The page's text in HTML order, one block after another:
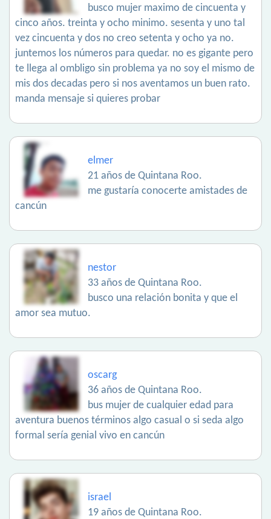
busco mujer maximo de cincuenta y
cinco años. treinta y ocho minimo. sesenta y uno tal
vez cincuenta y dos no creo setenta y ocho ya no.
juntemos los números para quedar. no es gigante pero
te llega al ombligo sin problema ya no soy el mismo de
mis dos decadas pero si nos aventamos un buen rato.
manda mensaje si quieres probar
elmer
21 años de Quintana Roo.
me gustaría conocerte amistades de
cancún
nestor
33 años de Quintana Roo.
busco una relación bonita y que el
amor sea mutuo.
oscarg
36 años de Quintana Roo.
bus mujer de cualquier edad para
aventura buenos términos algo casual o si seda algo
formal sería genial vivo en cancún
israel
19 años de Quintana Roo.